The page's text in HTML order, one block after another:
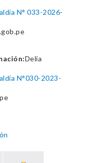
N° 033-2026-
Delia
N°030-2023-